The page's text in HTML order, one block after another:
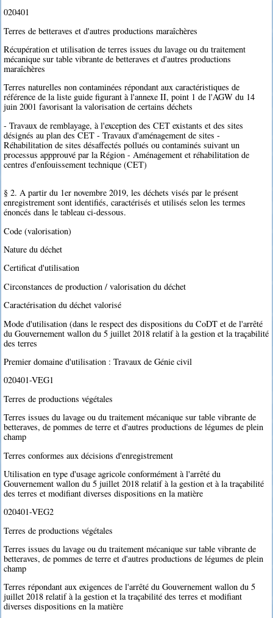
020401
Terres de betteraves et d'autres productions maraîchères
Récupération et utilisation de terres issues du lavage ou du traitement
mécanique sur table vibrante de betteraves et d'autres productions
maraîchères
Terres naturelles non contaminées répondant aux caractéristiques de
référence de la liste guide figurant à l'annexe II, point 1 de l'AGW du 14
juin 2001 favorisant la valorisation de certains déchets
- Travaux de remblayage, à l'exception des CET existants et des sites
désignés au plan des CET - Travaux d'aménagement de sites -
Réhabilitation de sites désaffectés pollués ou contaminés suivant un
processus appprouvé par la Région - Aménagement et réhabilitation de
centres d'enfouissement technique (CET)
§ 2. A partir du 1er novembre 2019, les déchets visés par le présent
enregistrement sont identifiés, caractérisés et utilisés selon les termes
énoncés dans le tableau ci-dessous.
Code (valorisation)
Nature du déchet
Certificat d'utilisation
Circonstances de production / valorisation du déchet
Caractérisation du déchet valorisé
Mode d'utilisation (dans le respect des dispositions du CoDT et de l'arrêté
du Gouvernement wallon du 5 juillet 2018 relatif à la gestion et la traçabilité
des terres
Premier domaine d'utilisation : Travaux de Génie civil
020401-VEG1
Terres de productions végétales
Terres issues du lavage ou du traitement mécanique sur table vibrante de
betteraves, de pommes de terre et d'autres productions de légumes de plein
champ
Terres conformes aux décisions d'enregistrement
Utilisation en type d'usage agricole conformément à l'arrêté du
Gouvernement wallon du 5 juillet 2018 relatif à la gestion et à la traçabilité
des terres et modifiant diverses dispositions en la matière
020401-VEG2
Terres de productions végétales
Terres issues du lavage ou du traitement mécanique sur table vibrante de
betteraves, de pommes de terre et d'autres productions de légumes de plein
champ
Terres répondant aux exigences de l'arrêté du Gouvernement wallon du 5
juillet 2018 relatif à la gestion et la traçabilité des terres et modifiant
diverses dispositions en la matière